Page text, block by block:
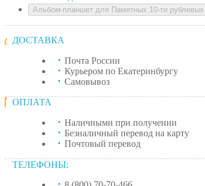
Альбом-планшет для Памятных 10-ти
ДОСТАВКА
Почта России
Курьером по Екатеринбургу
Самовывоз
ОПЛАТА
Наличными при получении
Безналичный перевод на карту
Почтовый перевод
ТЕЛЕФОНЫ: